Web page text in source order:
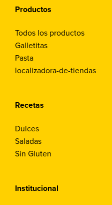
Productos
Todos los productos
Galletitas
Pasta
localizadora-de-tiendas
Recetas
Dulces
Saladas
Sin Gluten
Institucional